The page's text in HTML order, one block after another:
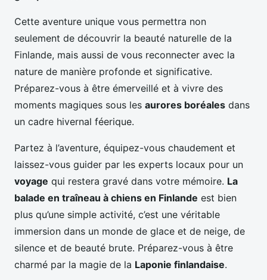
Cette aventure unique vous permettra non
seulement de découvrir la beauté naturelle de la
Finlande, mais aussi de vous reconnecter avec la
nature de manière profonde et significative.
Préparez-vous à être émerveillé et à vivre des
moments magiques sous les aurores boréales dans
un cadre hivernal féerique.
Partez à l’aventure, équipez-vous chaudement et
laissez-vous guider par les experts locaux pour un
voyage qui restera gravé dans votre mémoire. La
balade en traîneau à chiens en Finlande est bien
plus qu’une simple activité, c’est une véritable
immersion dans un monde de glace et de neige, de
silence et de beauté brute. Préparez-vous à être
charmé par la magie de la Laponie finlandaise.